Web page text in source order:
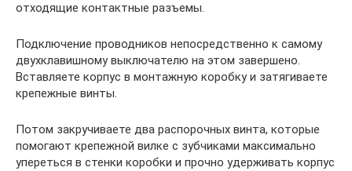
отходящие контактные разъемы.
Подключение проводников непосредственно к самому
двухклавишному выключателю на этом завершено.
Вставляете корпус в монтажную коробку и затягиваете
крепежные винты.
Потом закручиваете два распорочных винта, которые
помогают крепежной вилке с зубчиками максимально
упереться в стенки коробки и прочно удерживать корпус